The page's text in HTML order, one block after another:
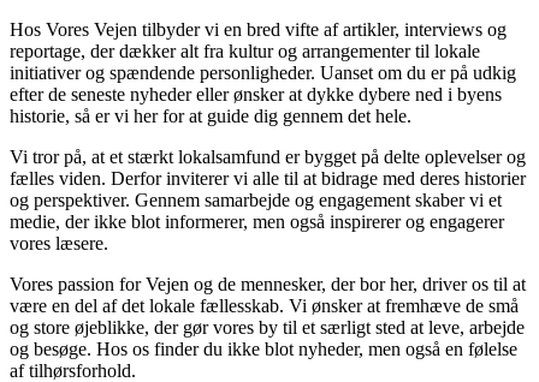
Hos Vores Vejen tilbyder vi en bred vifte af artikler, interviews og
reportage, der dækker alt fra kultur og arrangementer til lokale
initiativer og spændende personligheder. Uanset om du er på udkig
efter de seneste nyheder eller ønsker at dykke dybere ned i byens
historie, så er vi her for at guide dig gennem det hele.
Vi tror på, at et stærkt lokalsamfund er bygget på delte oplevelser og
fælles viden. Derfor inviterer vi alle til at bidrage med deres historier
og perspektiver. Gennem samarbejde og engagement skaber vi et
medie, der ikke blot informerer, men også inspirerer og engagerer
vores læsere.
Vores passion for Vejen og de mennesker, der bor her, driver os til at
være en del af det lokale fællesskab. Vi ønsker at fremhæve de små
og store øjeblikke, der gør vores by til et særligt sted at leve, arbejde
og besøge. Hos os finder du ikke blot nyheder, men også en følelse
af tilhørsforhold.